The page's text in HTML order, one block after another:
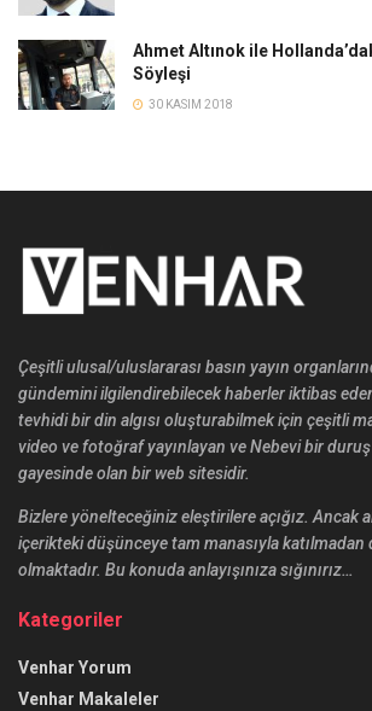
Ahmet Altınok ile
Söyleşi
30 KASIM 2018
Çeşitli ulusal/uluslararası basın yayın
gündemini ilgilendirebilecek haberler iktibas
tevhidi bir din algısı oluşturabilmek için çeşitli
video ve fotoğraf yayınlayan ve Nebevi bir
gayesinde olan bir web sitesidir.
Bizlere yönelteceğiniz eleştirilere açığız. Ancak
içerikteki düşünceye tam manasıyla katılmadan
olmaktadır. Bu konuda anlayışınıza sığınırız…
Kategoriler
Venhar Yorum
Venhar Makaleler